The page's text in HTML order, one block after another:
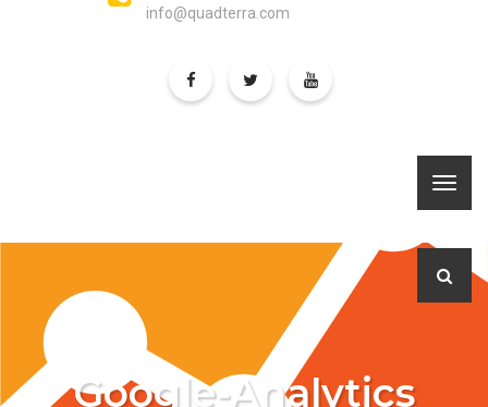
info@quadterra.com
Google-Analytics